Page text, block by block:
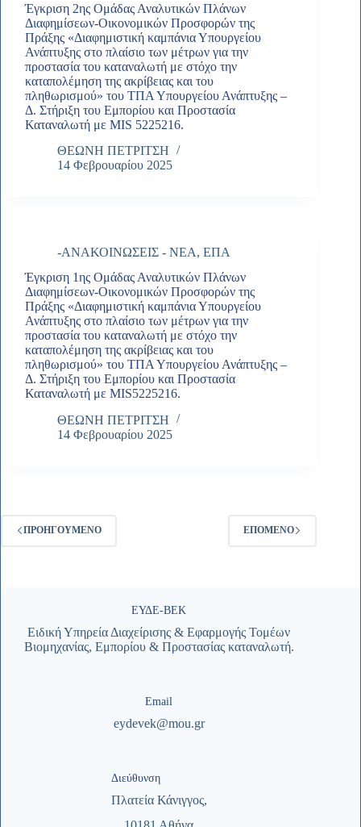
Έγκριση 2ης Ομάδας Αναλυτικών Πλάνων
Διαφημίσεων-Οικονομικών Προσφορών της
Πράξης «Διαφημιστική καμπάνια Υπουργείου
Ανάπτυξης στο πλαίσιο των μέτρων για την
προστασία του καταναλωτή με στόχο την
καταπολέμηση της ακρίβειας και του
πληθωρισμού» του ΤΠΑ Υπουργείου Ανάπτυξης –
Δ. Στήριξη του Εμπορίου και Προστασία
Καταναλωτή με MIS 5225216.
ΘΕΩΝΗ ΠΕΤΡΙΤΣΗ
14 Φεβρουαρίου 2025
-ΑΝΑΚΟΙΝΩΣΕΙΣ - ΝΕΑ, ΕΠΑ
Έγκριση 1ης Ομάδας Αναλυτικών Πλάνων
Διαφημίσεων-Οικονομικών Προσφορών της
Πράξης «Διαφημιστική καμπάνια Υπουργείου
Ανάπτυξης στο πλαίσιο των μέτρων για την
προστασία του καταναλωτή με στόχο την
καταπολέμηση της ακρίβειας και του
πληθωρισμού» του ΤΠΑ Υπουργείου Ανάπτυξης –
Δ. Στήριξη του Εμπορίου και Προστασία
Καταναλωτή με MIS5225216.
ΘΕΩΝΗ ΠΕΤΡΙΤΣΗ
14 Φεβρουαρίου 2025
ΠΡΟΗΓΟΎΜΕΝΟ ΕΠΌΜΕΝΟ
ΕΥΔΕ-ΒΕΚ
Ειδική Υπηρεία Διαχείρισης & Εφαρμογής Τομέων
Βιομηχανίας, Εμπορίου & Προστασίας καταναλωτή.
Email
eydevek@mou.gr
Διεύθυνση
Πλατεία Κάνιγγος,